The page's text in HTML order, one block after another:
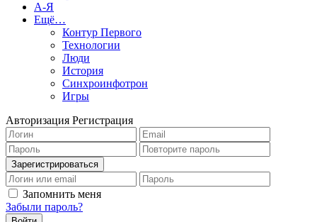
А-Я
Ещё…
Контур Первого
Технологии
Люди
История
Синхроинфотрон
Игры
Авторизация Регистрация
Запомнить меня
Забыли пароль?